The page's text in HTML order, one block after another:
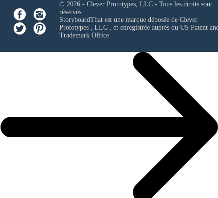
© 2026 - Clever Prototypes, LLC - Tous les droits sont
réservés.
StoryboardThat est une marque déposée de Clever
Prototypes , LLC, et enregistrée auprès du US Patent
Trademark Office